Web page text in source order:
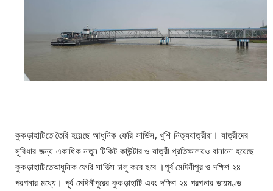
কুকড়াহাটিতে তৈরি হয়েছে আধুনিক ফেরি সার্ভিস, খুশি নিত্যযাত্রীরা। যাত্রীদের
সুবিধার জন্য একাধিক নতুন টিকিট কাউন্টার ও যাত্রী প্রতিক্ষালয়ও বানানো হয়েছে
কুকড়াহাটিতেআধুনিক ফেরি সার্ভিস চালু কবে হবে ।পূর্ব মেদিনীপুর ও দক্ষিণ ২৪
পরগনার মধ্যে। পূর্ব মেদিনীপুরের কুকড়াহাটি এবং দক্ষিণ ২৪ পরগনার ডায়মণ্ড